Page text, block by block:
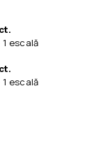
1 escală
1 escală